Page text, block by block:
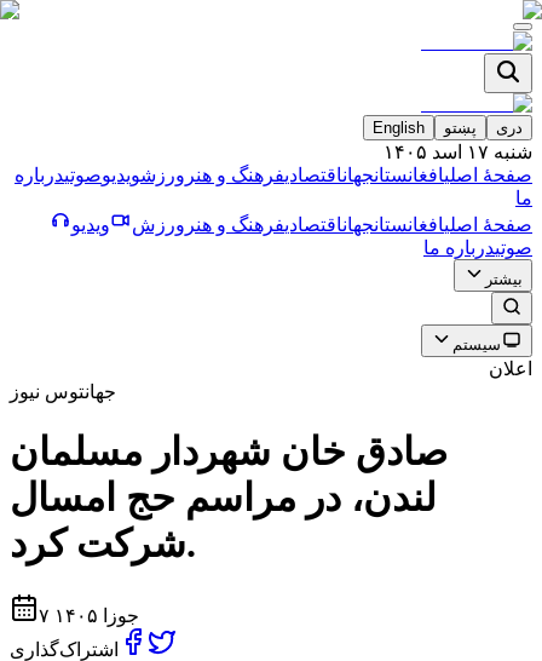
دری پښتو English
شنبه ۱۷ اسد ۱۴۰۵
صفحۀ اصلیافغانستانجهاناقتصادیفرهنگ و هنر ورزشویدیوصوتیدرباره
ما
صفحۀ اصلیافغانستانجهاناقتصادیفرهنگ و هنر ورزش
ویدیو
صوتیدرباره ما
بیشتر
سیستم
اعلان
جهانتوس نیوز
صادق خان شهردار مسلمان
لندن، در مراسم حج امسال
شركت كرد.
۷ جوزا ۱۴۰۵
اشتراک‌گذاری